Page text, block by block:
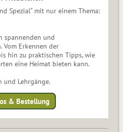
Spezial“ mit nur einem Thema:
spannenden und
Vom Erkennen der
hin zu praktischen Tipps, wie
eine Heimat bieten kann.
und Lehrgänge.
& Bestellung